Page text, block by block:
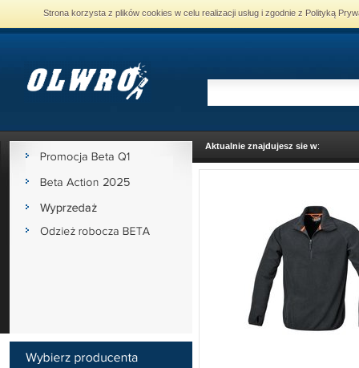
Strona korzysta z plików cookies w celu realizacji usług i zgodnie z Polityką
Aktualnie znajdujesz sie w: